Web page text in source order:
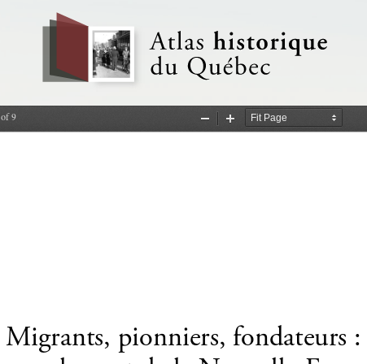
of 9
Zoom
Zoom
Migrants, pionniers, fondateurs